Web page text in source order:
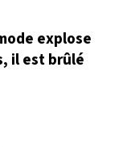
explose
il est brûlé